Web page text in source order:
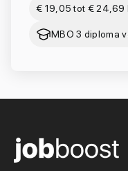
€ 19,05 tot € 24,69
MBO 3 diploma